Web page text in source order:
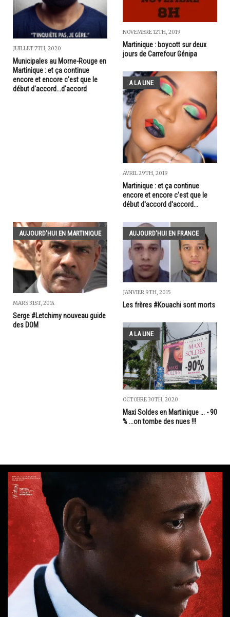
JUILLET 7TH, 2020
Municipales au Morne-Rouge en
Martinique : et ça continue
encore et encore c'est que le
début d'accord...d'accord
NOVEMBRE 12TH, 2019
Martinique : boycott sur deux
jours de Carrefour Génipa
A LA UNE
AVRIL 29TH, 2019
Martinique : et ça continue
encore et encore c'est que le
début d'accord d'accord...
AUJOURD'HUI EN MARTINIQUE
MARS 31ST, 2014
Serge #Letchimy nouveau guide
des DOM
AUJOURD'HUI EN FRANCE
JANVIER 9TH, 2015
Les frères #Kouachi sont morts
A LA UNE
OCTOBRE 30TH, 2020
Maxi Soldes en Martinique ... - 90
% ...on tombe des nues !!!